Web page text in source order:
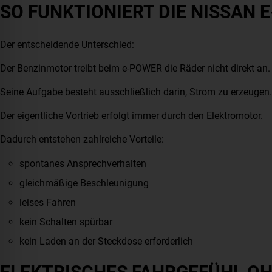
SO FUNKTIONIERT DIE NISSAN
Der entscheidende Unterschied:
Der Benzinmotor treibt beim e-POWER die Räder nicht direkt an.
Seine Aufgabe besteht ausschließlich darin, Strom zu
Der eigentliche Vortrieb erfolgt immer durch den Elektromotor.
Dadurch entstehen zahlreiche Vorteile:
spontanes Ansprechverhalten
gleichmäßige Beschleunigung
leises Fahren
kein Schalten spürbar
kein Laden an der Steckdose erforderlich